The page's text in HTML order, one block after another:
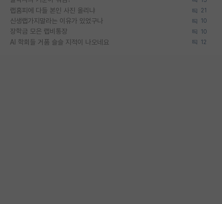
랩홈피에 다들 본인 사진 올리냐 21
신생랩가지말라는 이유가 있었구나 10
장학금 모은 랩비통장 10
AI 학회들 거품 슬슬 지적이 나오네요 12